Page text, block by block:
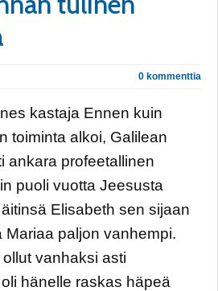
0 kommenttia
Ennen kuin
toiminta alkoi, Galilean
ankara profeetallinen
puoli vuotta Jeesusta
Elisabeth sen sijaan
Mariaa paljon vanhempi.
vanhaksi asti
hänelle raskas häpeä